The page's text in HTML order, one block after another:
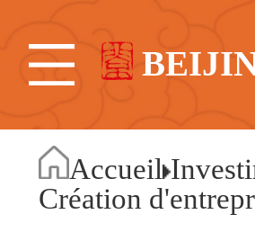
Accueil
Création